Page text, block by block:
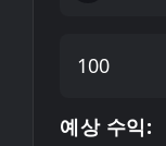
예상 수익: